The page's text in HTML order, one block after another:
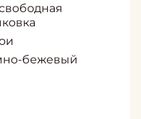
бежевый